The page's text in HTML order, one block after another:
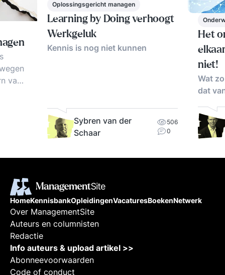
van
Oplossingsgericht managen
Learning by Doing verhoogt
Werkgeluk
Kennis is nog niet kunnen
Sybren van der
Schaar
506
0
Het
niet!
Wat
dat
HomeKennisbankOpleidingenVacaturesBoekenNetwerk
Over ManagementSite
Auteurs en columnisten
Redactie
Info auteurs & upload artikel >>
Abonneevoorwaarden
Code of conduct